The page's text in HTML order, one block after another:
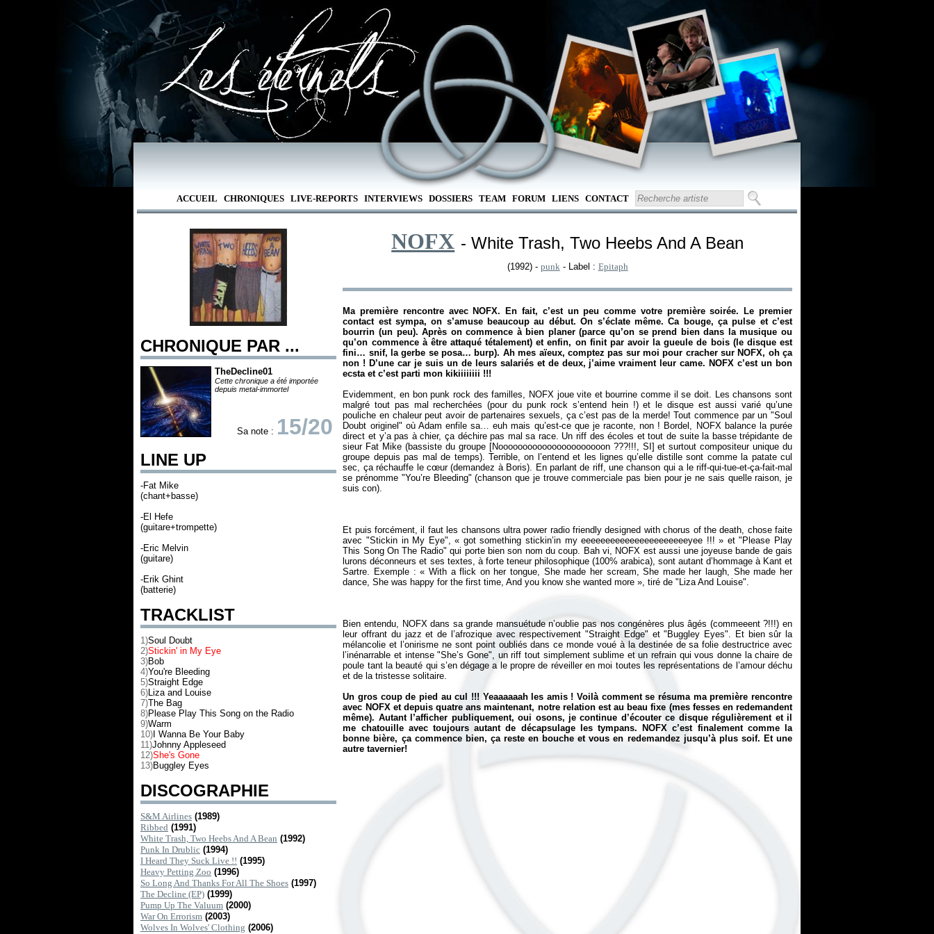
ACCUEIL CHRONIQUES LIVE-REPORTS INTERVIEWS DOSSIERS TEAM FORUM LIENS CONTACT
CHRONIQUE PAR ...
TheDecline01
Cette chronique a été importée
depuis metal-immortel
Sa note : 15/20
LINE UP
-Fat Mike
(chant+basse)
-El Hefe
(guitare+trompette)
-Eric Melvin
(guitare)
-Erik Ghint
(batterie)
TRACKLIST
1)Soul Doubt
2)Stickin' in My Eye
3)Bob
4)You're Bleeding
5)Straight Edge
6)Liza and Louise
7)The Bag
8)Please Play This Song on the Radio
9)Warm
10) I Wanna Be Your Baby
11)Johnny Appleseed
12)She's Gone
13)Buggley Eyes
DISCOGRAPHIE
S&M Airlines (1989)
Ribbed (1991)
White Trash, Two Heebs And A Bean (1992)
Punk In Drublic (1994)
I Heard They Suck Live !! (1995)
Heavy Petting Zoo (1996)
So Long And Thanks For All The Shoes (1997)
The Decline (EP) (1999)
Pump Up The Valuum (2000)
War On Errorism (2003)
Wolves In Wolves' Clothing (2006)
NOFX - White Trash, Two Heebs And A Bean
(1992) - punk - Label : Epitaph
Ma première rencontre avec NOFX. En fait, c’est un peu comme votre première soirée. Le premier
contact est sympa, on s’amuse beaucoup au début. On s’éclate même. Ca bouge, ça pulse et c’est
bourrin (un peu). Après on commence à bien planer (parce qu’on se prend bien dans la musique ou
qu’on commence à être attaqué tétalement) et enfin, on finit par avoir la gueule de bois (le disque est
fini… snif, la gerbe se posa… burp). Ah mes aïeux, comptez pas sur moi pour cracher sur NOFX, oh ça
non ! D’une car je suis un de leurs salariés et de deux, j’aime vraiment leur came. NOFX c’est un bon
ecsta et c’est parti mon kikiiiiiiii !!!
Evidemment, en bon punk rock des familles, NOFX joue vite et bourrine comme il se doit. Les chansons sont
malgré tout pas mal recherchées (pour du punk rock s’entend hein !) et le disque est aussi varié qu’une
pouliche en chaleur peut avoir de partenaires sexuels, ça c’est pas de la merde! Tout commence par un "Soul
Doubt originel" où Adam enfile sa… euh mais qu’est-ce que je raconte, non ! Bordel, NOFX balance la purée
direct et y’a pas à chier, ça déchire pas mal sa race. Un riff des écoles et tout de suite la basse trépidante de
sieur Fat Mike (bassiste du groupe [Noooooooooooooooooooooon ???!!!, SI] et surtout compositeur unique du
groupe depuis pas mal de temps). Terrible, on l’entend et les lignes qu’elle distille sont comme la patate cul
sec, ça réchauffe le cœur (demandez à Boris). En parlant de riff, une chanson qui a le riff-qui-tue-et-ça-fait-mal
se prénomme "You’re Bleeding" (chanson que je trouve commerciale pas bien pour je ne sais quelle raison, je
Et puis forcément, il faut les chansons ultra power radio friendly designed with chorus of the death, chose faite
avec "Stickin in My Eye", « got something stickin’in my eeeeeeeeeeeeeeeeeeeeeeyee !!! » et "Please Play
This Song On The Radio" qui porte bien son nom du coup. Bah vi, NOFX est aussi une joyeuse bande de gais
lurons déconneurs et ses textes, à forte teneur philosophique (100% arabica), sont autant d’hommage à Kant et
Sartre. Exemple : « With a flick on her tongue, She made her scream, She made her laugh, She made her
Bien entendu, NOFX dans sa grande mansuétude n’oublie pas nos congénères plus âgés (commeeent ?!!!) en
leur offrant du jazz et de l’afrozique avec respectivement "Straight Edge" et "Buggley Eyes". Et bien sûr la
mélancolie et l’onirisme ne sont point oubliés dans ce monde voué à la destinée de sa folie destructrice avec
l’inénarrable et intense "She’s Gone", un riff tout simplement sublime et un refrain qui vous donne la chaire de
poule tant la beauté qui s’en dégage a le propre de réveiller en moi toutes les représentations de l’amour déchu
et de la tristesse solitaire.
Un gros coup de pied au cul !!! Yeaaaaaah les amis ! Voilà comment se résuma ma première rencontre
avec NOFX et depuis quatre ans maintenant, notre relation est au beau fixe (mes fesses en redemandent
même). Autant l’afficher publiquement, oui osons, je continue d’écouter ce disque régulièrement et il
me chatouille avec toujours autant de décapsulage les tympans. NOFX c’est finalement comme la
bonne bière, ça commence bien, ça reste en bouche et vous en redemandez jusqu’à plus soif. Et une
autre tavernier!